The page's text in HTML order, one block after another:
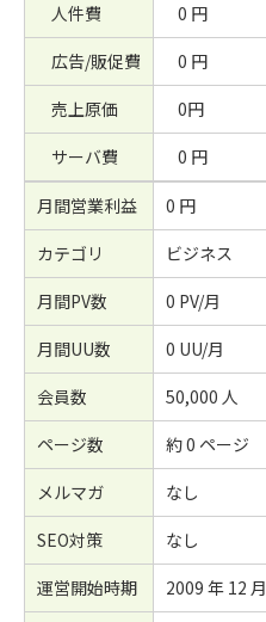
人件費
0 円
広告/販促費
0 円
売上原価
0円
サーバ費
0 円
月間営業利益
0 円
カテゴリ
ビジネス
月間PV数
0 PV/月
月間UU数
0 UU/月
会員数
50,000 人
ページ数
約 0 ページ
メルマガ
なし
SEO対策
なし
運営開始時期
2009 年 12 月